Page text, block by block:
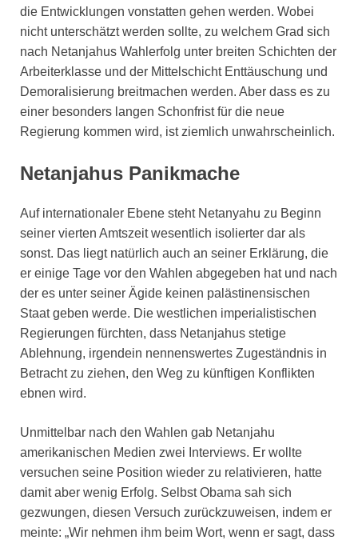
die Entwicklungen vonstatten gehen werden. Wobei
nicht unterschätzt werden sollte, zu welchem Grad sich
nach Netanjahus Wahlerfolg unter breiten Schichten der
Arbeiterklasse und der Mittelschicht Enttäuschung und
Demoralisierung breitmachen werden. Aber dass es zu
einer besonders langen Schonfrist für die neue
Regierung kommen wird, ist ziemlich unwahrscheinlich.
Netanjahus Panikmache
Auf internationaler Ebene steht Netanyahu zu Beginn
seiner vierten Amtszeit wesentlich isolierter dar als
sonst. Das liegt natürlich auch an seiner Erklärung, die
er einige Tage vor den Wahlen abgegeben hat und nach
der es unter seiner Ägide keinen palästinensischen
Staat geben werde. Die westlichen imperialistischen
Regierungen fürchten, dass Netanjahus stetige
Ablehnung, irgendein nennenswertes Zugeständnis in
Betracht zu ziehen, den Weg zu künftigen Konflikten
ebnen wird.
Unmittelbar nach den Wahlen gab Netanjahu
amerikanischen Medien zwei Interviews. Er wollte
versuchen seine Position wieder zu relativieren, hatte
damit aber wenig Erfolg. Selbst Obama sah sich
gezwungen, diesen Versuch zurückzuweisen, indem er
meinte: „Wir nehmen ihm beim Wort, wenn er sagt, dass